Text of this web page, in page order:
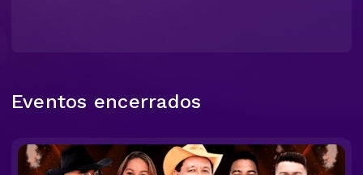
Eventos encerrados